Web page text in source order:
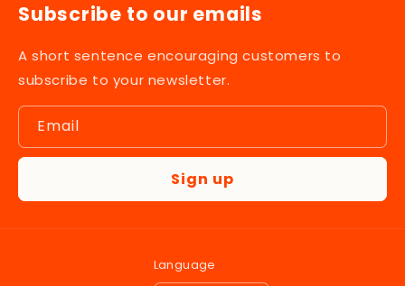
Subscribe to our emails
A short sentence encouraging customers to
subscribe to your newsletter.
Email
Sign up
Language